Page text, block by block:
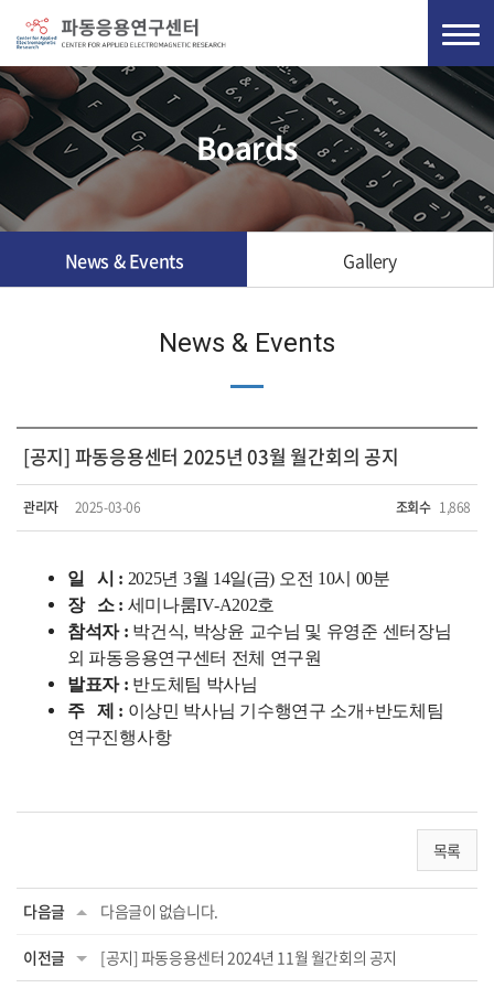
Boards
News & Events Gallery
News & Events
[공지] 파동응용센터 2025년 03월 월간회의 공지
관리자 2025-03-06 조회수 1,868
일 시 : 2025년 3월 14일(금) 오전 10시 00분
장 소 : 세미나룸IV-A202호
참석자 : 박건식, 박상윤 교수님 및 유영준 센터장님
외 파동응용연구센터 전체 연구원
발표자 : 반도체팀 박사님
주 제 : 이상민 박사님 기수행연구 소개+반도체팀
연구진행사항
목록
다음글 다음글이 없습니다.
이전글 [공지] 파동응용센터 2024년 11월 월간회의 공지